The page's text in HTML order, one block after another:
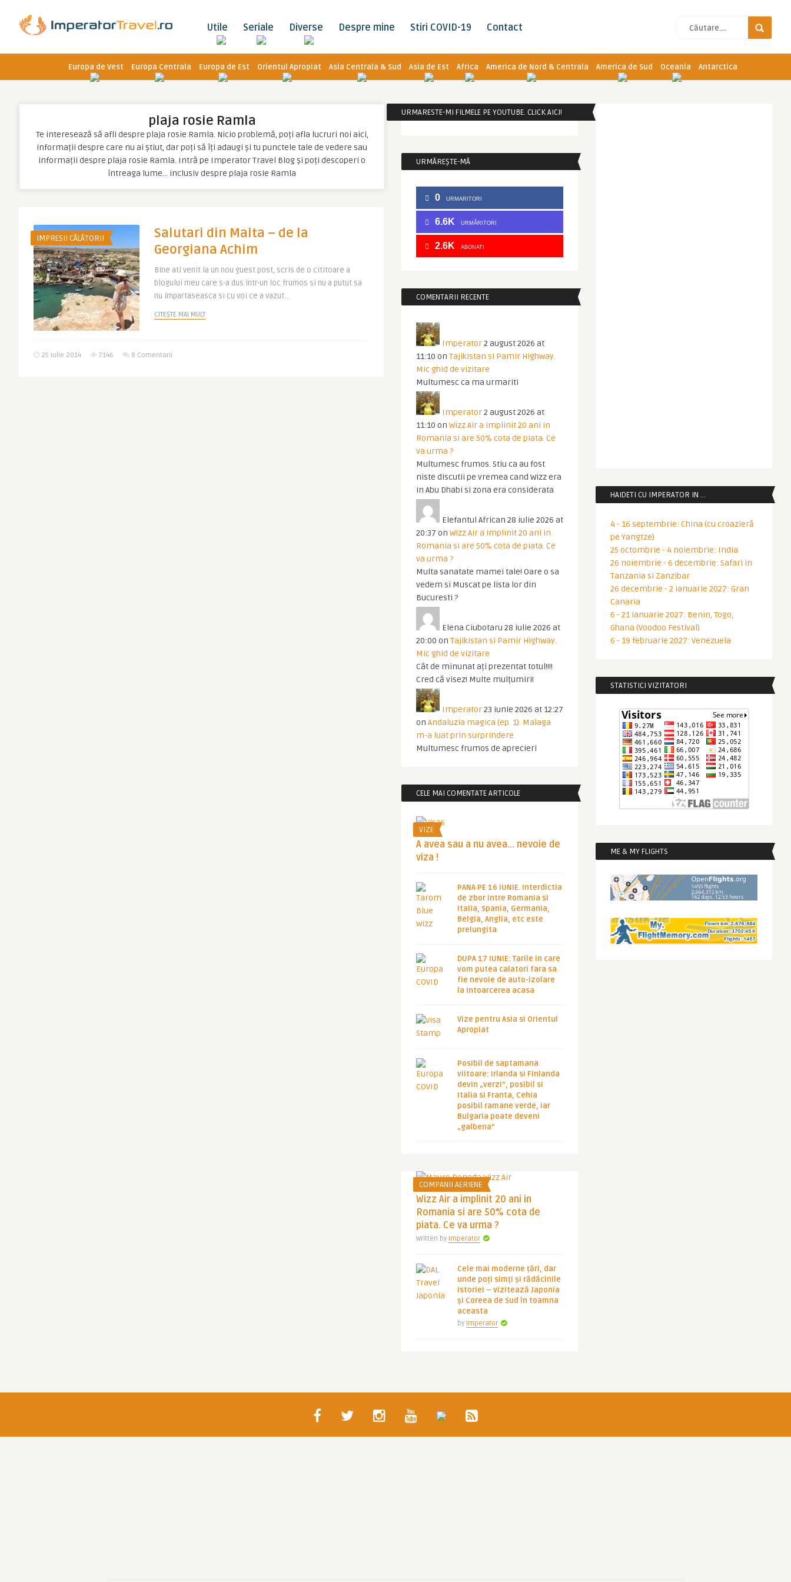
Utile Seriale Diverse Despre mine Stiri COVID-19 Contact
Europa de Vest Europa Centrala Europa de Est Orientul Apropiat Asia Centrala & Sud Asia de Est Africa America de Nord & Centrala America de Sud Oceania Antarctica
plaja rosie Ramla
Te interesează să afli despre plaja rosie Ramla. Nicio problemă, poți afla lucruri noi aici,
informații despre care nu ai știut, dar poți să îți adaugi și tu punctele tale de vedere sau
informații despre plaja rosie Ramla. Intră pe Imperator Travel Blog și poți descoperi o
întreaga lume… inclusiv despre plaja rosie Ramla
IMPRESII CĂLĂTORII
Salutari din Malta – de la
Georgiana Achim
Bine ati venit la un nou guest post, scris de o cititoare a
blogului meu care s-a dus intr-un loc frumos si nu a putut sa
nu impartaseasca si cu voi ce a vazut ..
CITEȘTE MAI MULT
25 iulie 2014 7146 8 Comentarii
URMARESTE-MI FILMELE PE YOUTUBE. CLICK AICI!
URMĂREȘTE-MĂ
0 URMARITORI
6.6K URMĂRITORI
2.6K ABONATI
COMENTARII RECENTE
Imperator2 august 2026 at
11:10 on Tajikistan si Pamir Highway.
Mic ghid de vizitare
Multumesc ca ma urmariti
Imperator2 august 2026 at
11:10 on Wizz Air a implinit 20 ani in
Romania si are 50% cota de piata. Ce
va urma ?
Multumesc frumos. Stiu ca au fost
niste discutii pe vremea cand Wizz era
in Abu Dhabi si zona era considerata
Elefantul African 28 iulie 2026 at
20:37 on Wizz Air a implinit 20 ani in
Romania si are 50% cota de piata. Ce
va urma ?
Multa sanatate mamei tale! Oare o sa
vedem si Muscat pe lista lor din
Bucuresti ?
Elena Ciubotaru 28 iulie 2026 at
20:00 on Tajikistan si Pamir Highway.
Mic ghid de vizitare
Cât de minunat ați prezentat totul!!!!
Cred că visez! Multe mulțumiri!
Imperator23 iunie 2026 at 12:27
on Andaluzia magica (ep. 1). Malaga
m-a luat prin surprindere
Multumesc frumos de aprecieri
CELE MAI COMENTATE ARTICOLE
VIZE
A avea sau a nu avea… nevoie de
viza !
PANA PE 16 IUNIE. Interdictia
de zbor intre Romania si
Italia, Spania, Germania,
Belgia, Anglia, etc este
prelungita
DUPA 17 IUNIE: Tarile in care
vom putea calatori fara sa
fie nevoie de auto-izolare
la intoarcerea acasa
Vize pentru Asia si Orientul
Apropiat
Posibil de saptamana
viitoare: Irlanda si Finlanda
devin „verzi”, posibil si
Italia si Franta, Cehia
posibil ramane verde, iar
Bulgaria poate deveni
„galbena”
COMPANII AERIENE
Wizz Air a implinit 20 ani in
Romania si are 50% cota de
piata. Ce va urma ?
Written by Imperator
Cele mai moderne țări, dar
unde poți simți și rădăcinile
istoriei – vizitează Japonia
și Coreea de Sud în toamna
aceasta
by Imperator
HAIDETI CU IMPERATOR IN …
4 - 16 septembrie: China (cu croazieră
pe Yangtze)
25 octombrie - 4 noiembrie: India
26 noiembrie - 6 decembrie: Safari in
Tanzania si Zanzibar
26 decembrie - 2 ianuarie 2027: Gran
Canaria
6 - 21 ianuarie 2027: Benin, Togo,
Ghana (Voodoo Festival)
6 - 19 februarie 2027: Venezuela
STATISTICI VIZITATORI
ME & MY FLIGHTS